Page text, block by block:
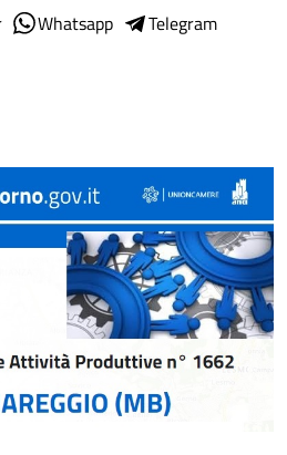
Whatsapp
Telegram